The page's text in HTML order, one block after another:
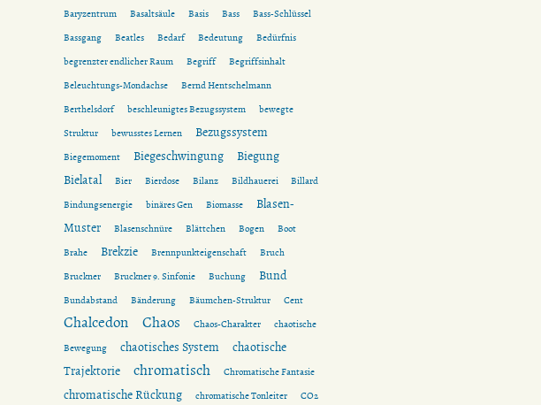
Baryzentrum Basaltsäule Basis Bass
Bass-Schlüssel
Bassgang
Beatles Bedarf Bedeutung
Bedürfnis
begrenzter endlicher Raum
Begriff
Begriffsinhalt
Beleuchtungs-Mondachse
Bernd Hentschelmann
Berthelsdorf
beschleunigtes Bezugssystem
bewegte
Struktur
bewusstes Lernen Bezugssystem
Biegemoment Biegeschwingung
Biegung
Bielatal
Bier Bierdose Bilanz Bildhauerei
Billard
Bindungsenergie
binäres Gen Biomasse
Blasen-
Muster
Blasenschnüre Blättchen Bogen
Boot
Brahe
Brekzie Brennpunkteigenschaft
Bruch
Bruckner
Bruckner 9. Sinfonie Buchung Bund
Bundabstand Bänderung Bäumchen-Struktur Cent
Chalcedon Chaos Chaos-Charakter
chaotische
Bewegung
chaotisches System
chaotische
Trajektorie
chromatisch Chromatische Fantasie
chromatische Rückung chromatische Tonleiter
CO2